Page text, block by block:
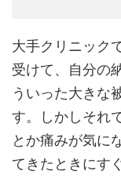
大手クリニック
受けて、自分の
ういった大きな
す。しかしそれ
とか痛みが気に
てきたときにす